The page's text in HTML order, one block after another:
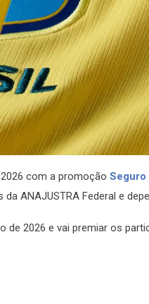
com a promoção Seguro
ANAJUSTRA Federal e
de 2026 e vai premiar os